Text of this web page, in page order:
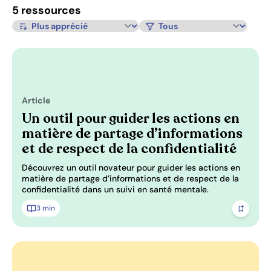
5 ressources
Trier par:
Filtrer par type de contenu:
Pertinence: 0/3
Article
Un outil pour guider les actions en
matière de partage d’informations
et de respect de la confidentialité
Découvrez un outil novateur pour guider les actions en
matière de partage d’informations et de respect de la
confidentialité dans un suivi en santé mentale.
3 min